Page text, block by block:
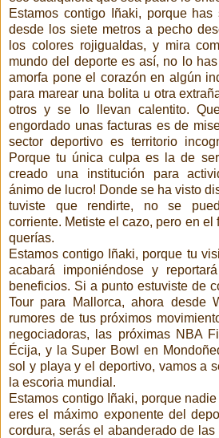
Estamos contigo Iñaki, porque
desde los siete metros a pecho
los colores rojigualdas, y mira
mundo del deporte es así, no lo
amorfa pone el corazón en algún
para marear una bolita u otra
otros y se lo llevan calentito.
engordado unas facturas es de
sector deportivo es territorio
Porque tu única culpa es la de
creado una institución para
ánimo de lucro! Donde se ha visto
tuviste que rendirte, no se
corriente. Metiste el cazo, pero en el
querías.
Estamos contigo Iñaki, porque tu
acabará imponiéndose y
beneficios. Si a punto estuviste de
Tour para Mallorca, ahora desde
rumores de tus próximos
negociadoras, las próximas NBA
Écija, y la Super Bowl en
sol y playa y el deportivo, vamos a
la escoria mundial.
Estamos contigo Iñaki, porque
eres el máximo exponente del
cordura, serás el abanderado de